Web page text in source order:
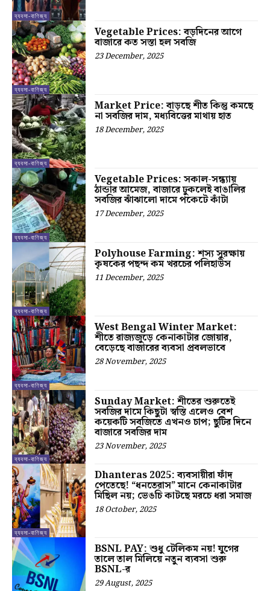
ব্যবসা-বাণিজ্য
ব্যবসা-বাণিজ্য
Vegetable Prices: বড়দিনের আগে
বাজারে কত সস্তা হল সবজি
23 December, 2025
ব্যবসা-বাণিজ্য
Market Price: বাড়ছে শীত কিন্তু কমছে
না সবজির দাম, মধ্যবিত্তের মাথায় হাত
18 December, 2025
ব্যবসা-বাণিজ্য
Vegetable Prices: সকাল-সন্ধ্যায়
ঠান্ডার আমেজ, বাজারে ঢুকলেই বাঙালির
সবজির ঝাঁঝালো দামে পকেটে কাঁটা
17 December, 2025
ব্যবসা-বাণিজ্য
Polyhouse Farming: শস্য সুরক্ষায়
কৃষকের পছন্দ কম খরচের পলিহাউস
11 December, 2025
ব্যবসা-বাণিজ্য
West Bengal Winter Market:
শীতে রাজ্যজুড়ে কেনাকাটার জোয়ার,
বেড়েছে বাজারের ব্যবসা প্রবলভাবে
28 November, 2025
ব্যবসা-বাণিজ্য
Sunday Market: শীতের শুরুতেই
সবজির দামে কিছুটা স্বস্তি এলেও বেশ
কয়েকটি সবজিতে এখনও চাপ; ছুটির দিনে
বাজারে সবজির দাম
23 November, 2025
ব্যবসা-বাণিজ্য
Dhanteras 2025: ব্যবসায়ীরা ফাঁদ
পেতেছে! “ধনতেরাস” মানে কেনাকাটার
মিছিল নয়; ভেঙচি কাটছে মরচে ধরা সমাজ
18 October, 2025
BSNL PAY: শুধু টেলিকম নয়! যুগের
তালে তাল মিলিয়ে নতুন ব্যবসা শুরু
BSNL-র
29 August, 2025